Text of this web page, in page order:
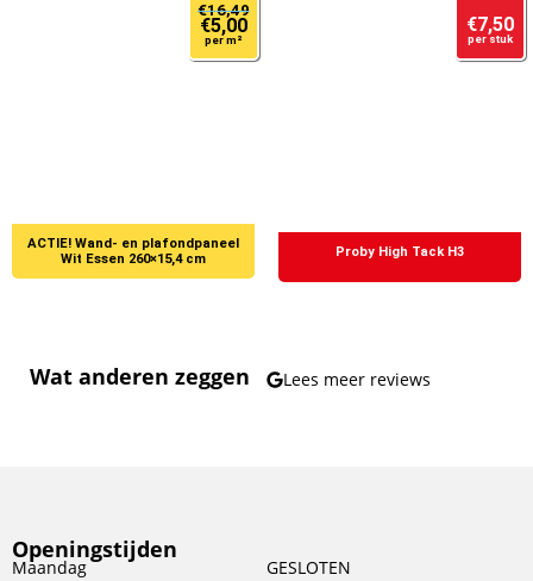
Wand- en plafondpaneel
Wit Essen 260×15,4 cm
€16,49
€5,00
per m²
Proby High Tack H3
€7,50
per stuk
Wat anderen zeggen Lees meer reviews
Openingstijden
Maandag
GESLOTEN